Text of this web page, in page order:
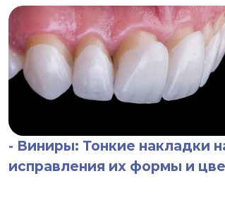
- Коронки и мосты: Замена
зубов, обеспечивающие их